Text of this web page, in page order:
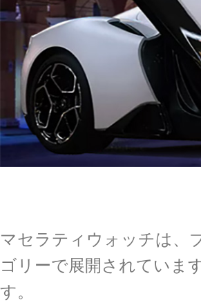
マセラティウォッチは、
ゴリーで展開されていま
す。